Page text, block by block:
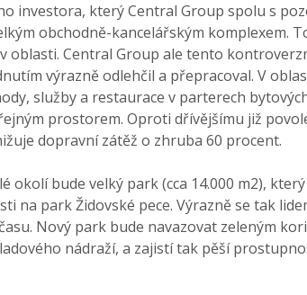
investora, který Central Group spolu s
obchodně-kancelářským komplexem.
oblasti. Central Group ale tento
výrazně odlehčil a přepracoval. V
služby a restaurace v parterech
prostorem. Oproti dřívějšímu již
dopravní zátěž o zhruba 60 procent.
okolí bude velký park (cca 14.000 m2),
na park Židovské pece. Výrazně se tak
Nový park bude navazovat zeleným
nádraží, a zajistí tak pěší